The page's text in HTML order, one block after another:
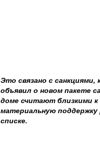
Это связано с
объявил о новом пакете
доме считают близкими
материальную поддержку
списке.